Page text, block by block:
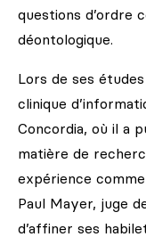
questions d’ordre
déontologique.
Lors de ses
clinique
Concordia, où il a
matière de
expérience
Paul Mayer, juge
d’affiner ses